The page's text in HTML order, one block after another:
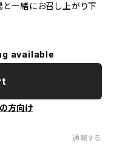
一緒にお召し上がり下
available
方向け
通報する